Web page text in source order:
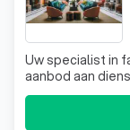
Uw specialist in
aanbod aan